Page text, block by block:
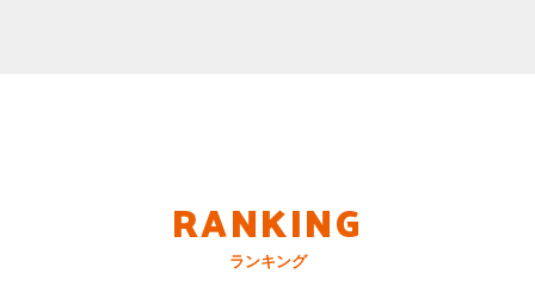
RANKING
ランキング